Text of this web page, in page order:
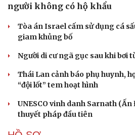
Cải chính
người không có hộ khẩu
Tòa án Israel cấm sử dụng cá
giam khủng bố
Người di cư ngã gục sau khi bơi
Thái Lan cảnh báo phụ huynh,
“đội lốt” tem hoạt hình
UNESCO vinh danh Sarnath
thuyết pháp đầu tiên